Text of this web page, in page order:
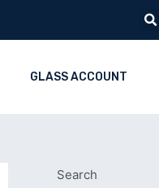
GLASS ACCOUNT
Search